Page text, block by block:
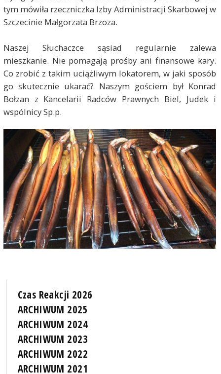
tym mówiła rzeczniczka Izby Administracji Skarbowej w
Szczecinie Małgorzata Brzoza.
Naszej Słuchaczce sąsiad regularnie zalewa
mieszkanie. Nie pomagają prośby ani finansowe kary.
Co zrobić z takim uciążliwym lokatorem, w jaki sposób
go skutecznie ukarać? Naszym gościem był Konrad
Bołzan z Kancelarii Radców Prawnych Biel, Judek i
wspólnicy Sp.p.
Czas Reakcji 2026
ARCHIWUM 2025
ARCHIWUM 2024
ARCHIWUM 2023
ARCHIWUM 2022
ARCHIWUM 2021